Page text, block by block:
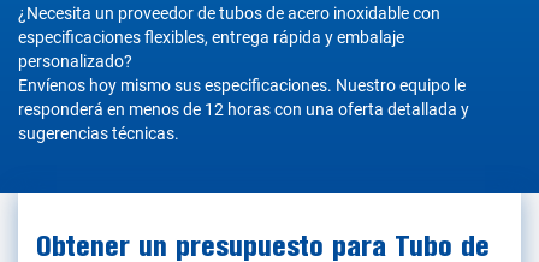
¿Necesita un proveedor de tubos de acero inoxidable con
especificaciones flexibles, entrega rápida y embalaje
personalizado?
Envíenos hoy mismo sus especificaciones. Nuestro equipo le
responderá en menos de 12 horas con una oferta detallada y
sugerencias técnicas.
Obtener un presupuesto para Tubo de